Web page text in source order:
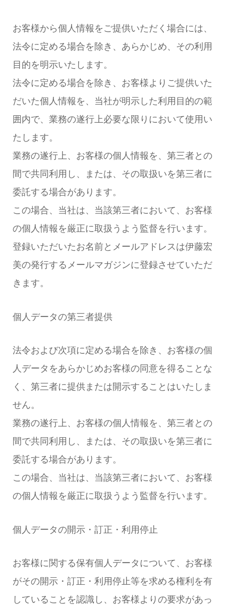
お客様から個人情報をご提供いただく場合には、
法令に定める場合を除き、あらかじめ、その利用
目的を明示いたします。
法令に定める場合を除き、お客様よりご提供いた
だいた個人情報を、当社が明示した利用目的の範
囲内で、業務の遂行上必要な限りにおいて使用い
たします。
業務の遂行上、お客様の個人情報を、第三者との
間で共同利用し、または、その取扱いを第三者に
委託する場合があります。
この場合、当社は、当該第三者において、お客様
の個人情報を厳正に取扱うよう監督を行います。
登録いただいたお名前とメールアドレスは伊藤宏
美の発行するメールマガジンに登録させていただ
きます。
個人データの第三者提供
法令および次項に定める場合を除き、お客様の個
人データをあらかじめお客様の同意を得ることな
く、第三者に提供または開示することはいたしま
せん。
業務の遂行上、お客様の個人情報を、第三者との
間で共同利用し、または、その取扱いを第三者に
委託する場合があります。
この場合、当社は、当該第三者において、お客様
の個人情報を厳正に取扱うよう監督を行います。
個人データの開示・訂正・利用停止
お客様に関する保有個人データについて、お客様
がその開示・訂正・利用停止等を求める権利を有
していることを認識し、お客様よりの要求があっ